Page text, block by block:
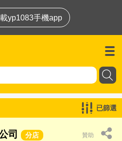
yp1083手機app
已篩選
司 分店
贊助